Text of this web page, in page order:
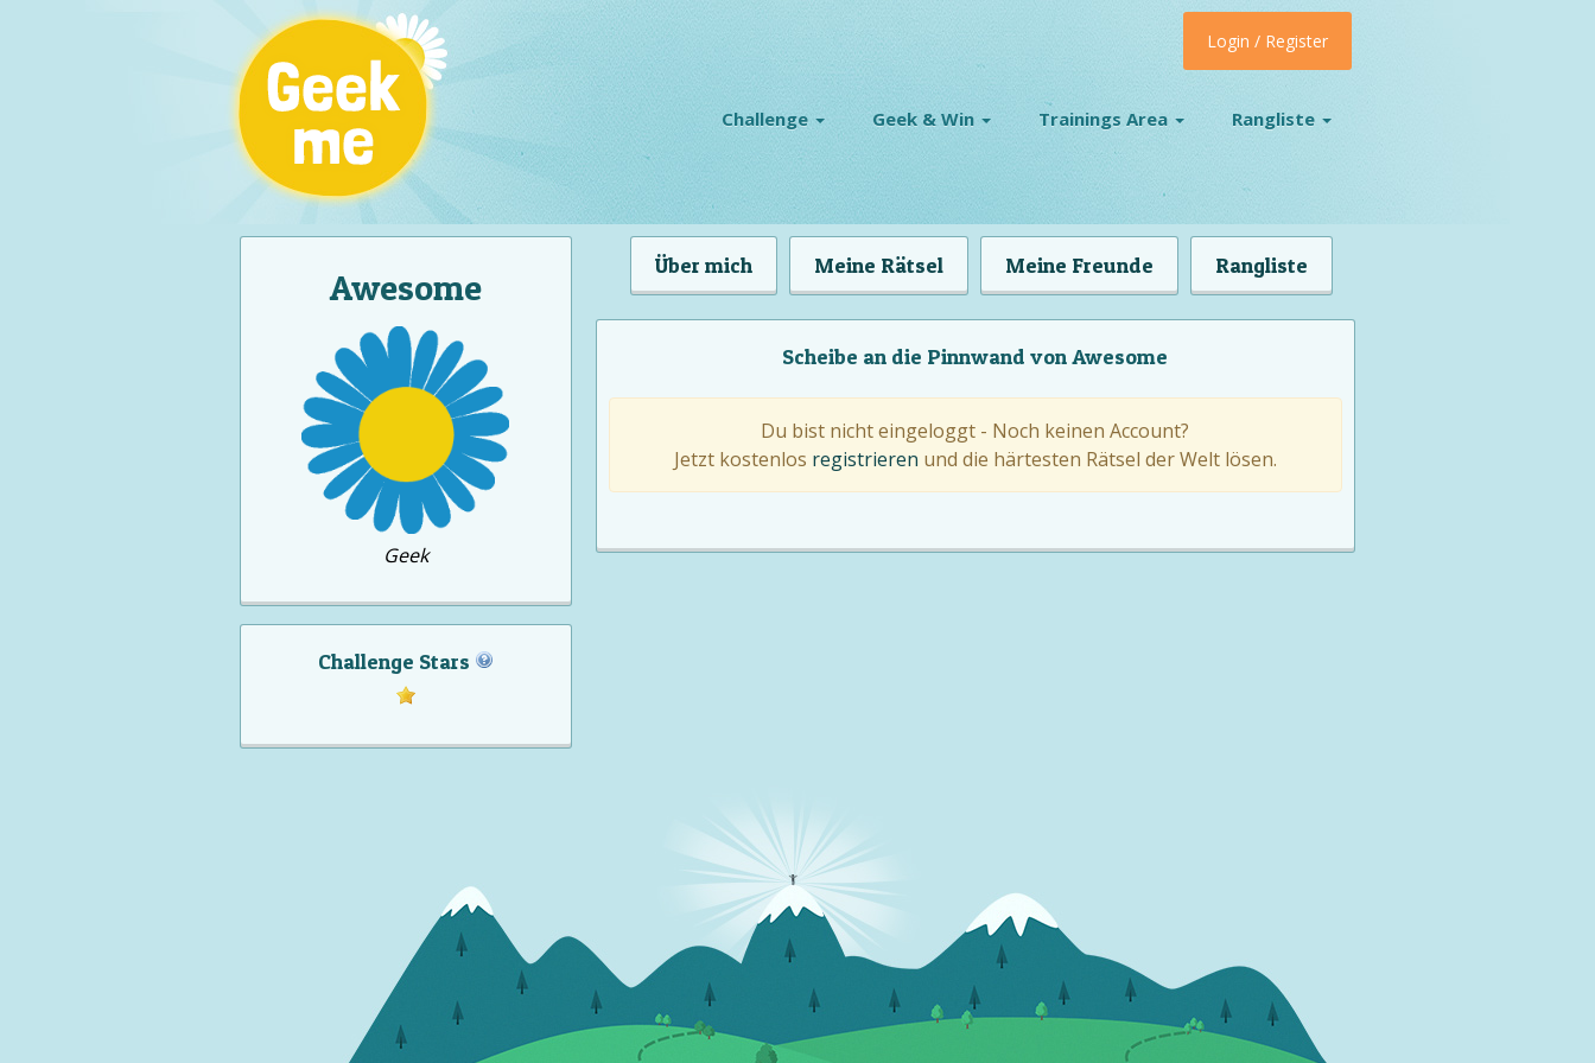
Challenge Geek & Win Trainings Area Rangliste
Login / Register
Awesome
Geek
Challenge Stars
Über mich Meine Rätsel Meine Freunde Rangliste
Scheibe an die Pinnwand von Awesome
Du bist nicht eingeloggt - Noch keinen Account?
Jetzt kostenlos registrieren und die härtesten Rätsel der Welt lösen.